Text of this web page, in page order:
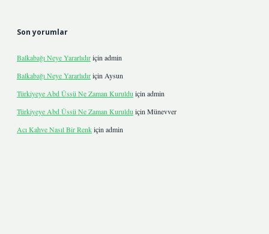
Son yorumlar
Balkabağı Neye Yararlıdıriçin admin
Balkabağı Neye Yararlıdıriçin Aysun
Türkiyeye Abd Üssü Ne Zaman Kuruldu için admin
Türkiyeye Abd Üssü Ne Zaman Kuruldu için Münevver
Acı Kahve Nasıl Bir Renkiçin admin